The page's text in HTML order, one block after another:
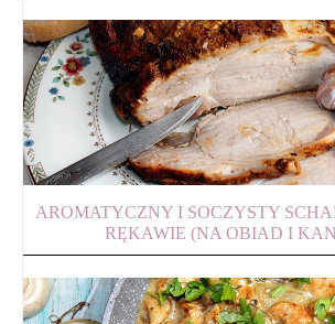
AROMATYCZNY I SOCZYSTY
RĘKAWIE (NA OBIAD I